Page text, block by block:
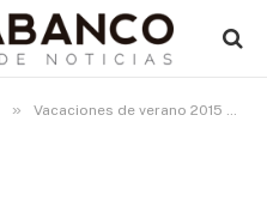
» Vacaciones de verano 2015 en el Planetario: Desde Nueva York a Santiago